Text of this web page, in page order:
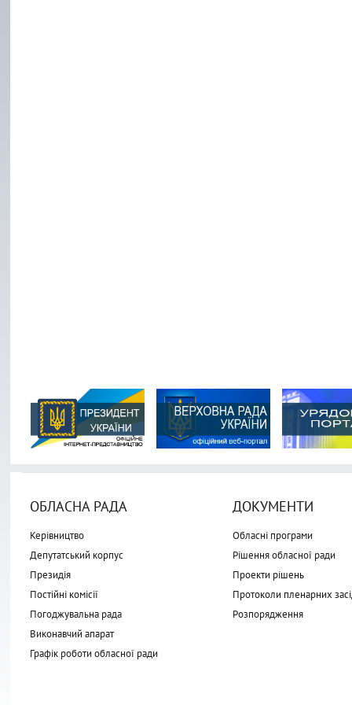
ОБЛАСНА РАДА
Керівництво
Депутатський корпус
Президія
Постійні комісії
Погоджувальна рада
Виконавчий апарат
Графік роботи обласної ради
ДОКУМЕНТИ
Обласні програми
Рішення обласної ради
Проекти рішень
Протоколи пленарних
Розпорядження